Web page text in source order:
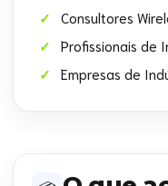
Consultores
Profissionais de
Empresas de